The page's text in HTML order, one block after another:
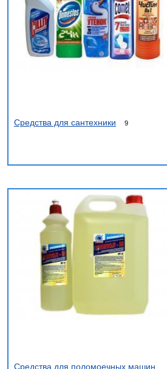
Средства для сантехники 9
Средства для поломоечных машин